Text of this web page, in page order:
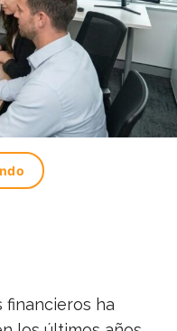
financieros ha